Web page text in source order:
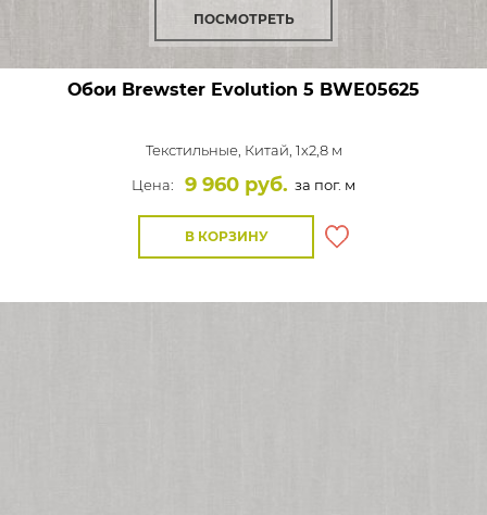
ПОСМОТРЕТЬ
Обои Brewster Evolution 5 BWE05625
Текстильные, Китай, 1x2,8 м
Цена:
9 960 руб. за пог. м
В КОРЗИНУ